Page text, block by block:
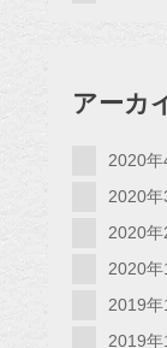
アーカ
2020年
2020年
2020年
2020年
2019年
2019年